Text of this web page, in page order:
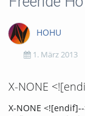
HOHU
1. März 2013
1826X-NONE
X-NONE